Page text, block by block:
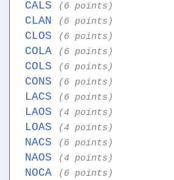
CALS (6 points)
CLAN (6 points)
CLOS (6 points)
COLA (6 points)
COLS (6 points)
CONS (6 points)
LACS (6 points)
LAOS (4 points)
LOAS (4 points)
NACS (6 points)
NAOS (4 points)
NOCA (6 points)